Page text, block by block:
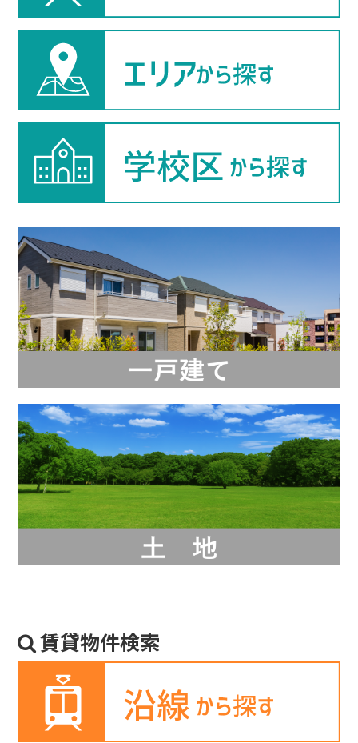
賃貸物件検索